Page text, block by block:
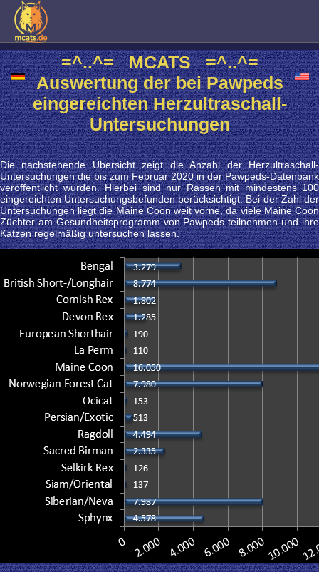
=^..^= MCATS =^..^=
Auswertung der bei Pawpeds
eingereichten Herzultraschall-
Untersuchungen
Die nachstehende Übersicht zeigt die Anzahl der Herzultraschall-
Untersuchungen die bis zum Februar 2020 in der Pawpeds-Datenbank
veröffentlicht wurden. Hierbei sind nur Rassen mit mindestens 100
eingereichten Untersuchungsbefunden berücksichtigt. Bei der Zahl der
Untersuchungen liegt die Maine Coon weit vorne, da viele Maine Coon
Züchter am Gesundheitsprogramm von Pawpeds teilnehmen und ihre
Katzen regelmäßig untersuchen lassen.